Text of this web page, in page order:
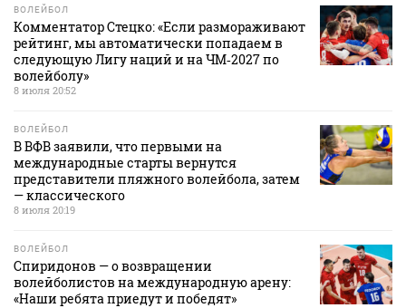
ВОЛЕЙБОЛ
Комментатор Стецко: «Если размораживают
рейтинг, мы автоматически попадаем в
следующую Лигу наций и на ЧМ‑2027 по
волейболу»
8 июля 20:52
ВОЛЕЙБОЛ
В ВФВ заявили, что первыми на
международные старты вернутся
представители пляжного волейбола, затем
— классического
8 июля 20:19
ВОЛЕЙБОЛ
Спиридонов — о возвращении
волейболистов на международную арену:
«Наши ребята приедут и победят»